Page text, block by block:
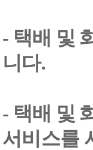
- 택배 및
니다.
- 택배 및
서비스를